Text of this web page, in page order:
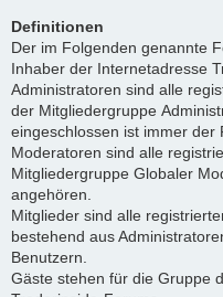
Definitionen
Der im Folgenden genannte
Inhaber der Internetadresse
Administratoren sind alle
der Mitgliedergruppe
eingeschlossen ist immer der
Moderatoren sind alle
Mitgliedergruppe Globaler
angehören.
Mitglieder sind alle
bestehend aus
Benutzern.
Gäste stehen für die Gruppe